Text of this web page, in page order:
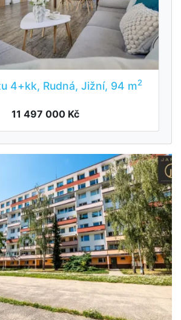
4+kk, Rudná, Jižní, 94 m2
11 497 000 Kč